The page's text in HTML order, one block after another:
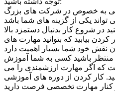
به خصوص در شرکت های بزرگ
در شروع کار بدنبال دستمزد بالا
بیابید که بتوانید مهارت های
نقش خود شما بسیار اهمیت دارد
منتظر باشید کسی به شما آموزش
که اگر مهارت ارزشمندی را می
کنید. کار کردن از دوره های آموزشی
کنار مهارت تخصصی فرصت دارید